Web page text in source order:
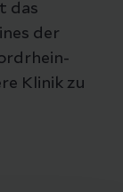
das
der
Klinik zu